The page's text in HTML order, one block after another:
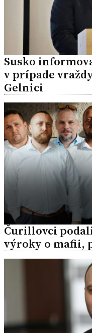
Susko
v prípade
Gelnici
Čurillovci
výroky o mafii,